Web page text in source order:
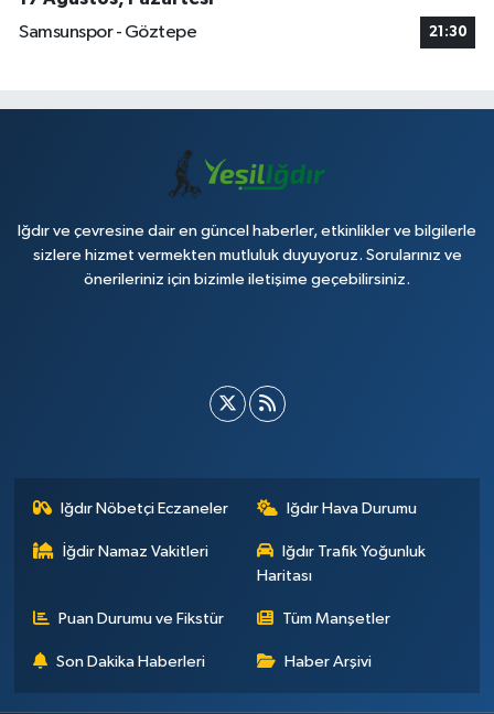
Samsunspor - Göztepe
21:30
Iğdır ve çevresine dair en güncel haberler, etkinlikler ve bilgilerle
sizlere hizmet vermekten mutluluk duyuyoruz. Sorularınız ve
önerileriniz için bizimle iletişime geçebilirsiniz.
Iğdır Nöbetçi Eczaneler Iğdır Hava Durumu
İğdir Namaz Vakitleri
Iğdır Trafik Yoğunluk
Haritası
Puan Durumu ve Fikstür Tüm Manşetler
Son Dakika Haberleri Haber Arşivi